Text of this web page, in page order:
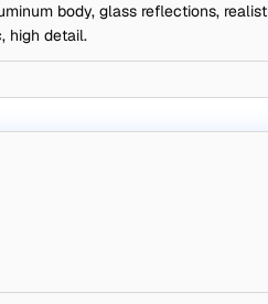
body, glass reflections,
high detail.